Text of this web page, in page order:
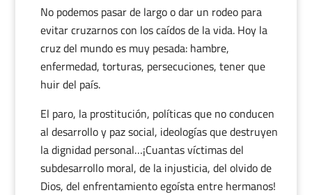
No podemos pasar de largo o dar un rodeo para
evitar cruzarnos con los caídos de la vida. Hoy la
cruz del mundo es muy pesada: hambre,
enfermedad, torturas, persecuciones, tener que
huir del país.
El paro, la prostitución, políticas que no conducen
al desarrollo y paz social, ideologías que destruyen
la dignidad personal…¡Cuantas víctimas del
subdesarrollo moral, de la injusticia, del olvido de
Dios, del enfrentamiento egoísta entre hermanos!